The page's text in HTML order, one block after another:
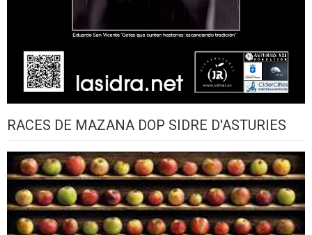
RACES DE MAZANA DOP SIDRE D'ASTURIES